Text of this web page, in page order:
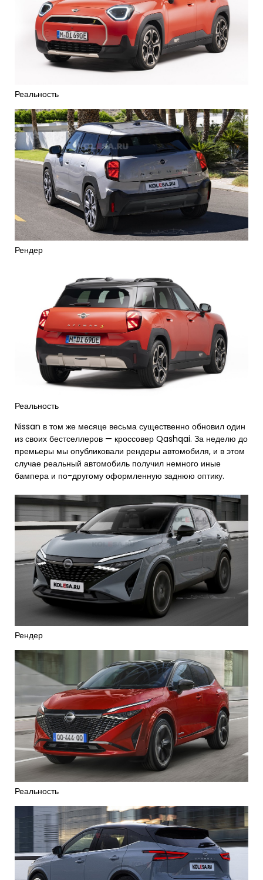
Реальность
Рендер
Реальность
Nissan в том же месяце весьма существенно обновил один
из своих бестселлеров — кроссовер Qashqai. За неделю до
премьеры мы опубликовали рендеры автомобиля, и в этом
случае реальный автомобиль получил немного иные
бампера и по-другому оформленную заднюю оптику.
Рендер
Реальность